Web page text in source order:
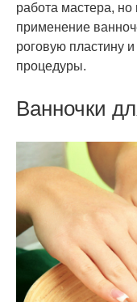
работа мастера,
применение
роговую пластину
процедуры.
Ванночки